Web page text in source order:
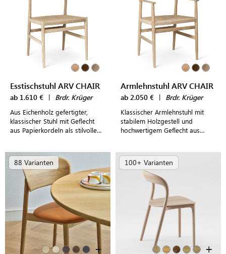
Esstischstuhl ARV CHAIR
ab 1.610 € | Brdr. Krüger
Aus Eichenholz gefertigter,
klassischer Stuhl mit Geflecht
aus Papierkordeln als stilvolle
Armlehnstuhl ARV CHAIR
ab 2.050 € | Brdr. Krüger
Klassischer Armlehnstuhl mit
stabilem Holzgestell und
hochwertigem Geflecht aus
Restaurants
88 Varianten
+
100+ Varianten
+